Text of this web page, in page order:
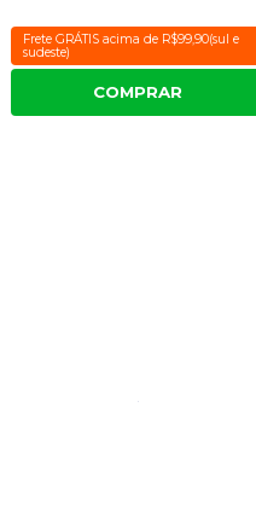
Frete GRÁTIS acima de R$99,90(sul e
sudeste)
COMPRAR